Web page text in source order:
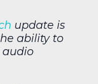
update is
ability to
audio